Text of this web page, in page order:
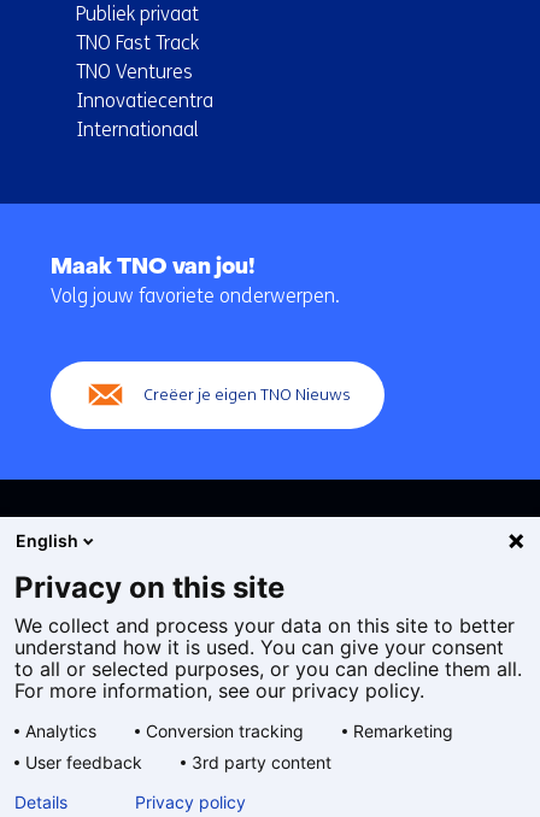
Publiek privaat
TNO Fast Track
TNO Ventures
Innovatiecentra
Internationaal
navigatie
Maak TNO van jou!
Volg jouw favoriete onderwerpen.
Creëer je eigen TNO Nieuws
Cookies
Privacy statement
Toegankelijkheid
Algemene voorwaarden
taal:
English
Privacy on this site
We collect and process your data on this site to better
understand how it is used. You can give your consent
to all or selected purposes, or you can decline them all.
For more information, see our privacy policy.
Analytics Conversion tracking
Remarketing
User feedback
3rd party content
Details
Privacy policy